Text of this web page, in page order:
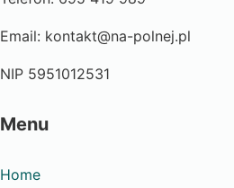
Email: kontakt@na-polnej.pl
NIP 5951012531
Menu
Home